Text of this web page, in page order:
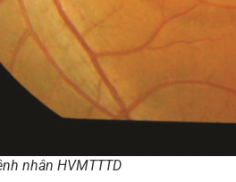
nhân HVMTTTD